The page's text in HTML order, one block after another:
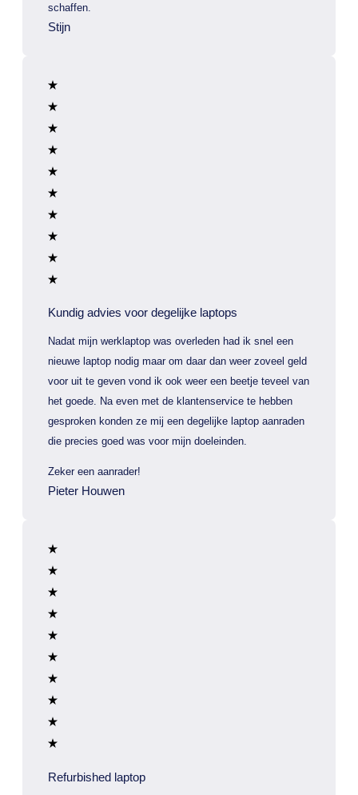
schaffen.
Stijn
Kundig advies voor degelijke laptops
Nadat mijn werklaptop was overleden had ik snel een
nieuwe laptop nodig maar om daar dan weer zoveel geld
voor uit te geven vond ik ook weer een beetje teveel van
het goede. Na even met de klantenservice te hebben
gesproken konden ze mij een degelijke laptop aanraden
die precies goed was voor mijn doeleinden.
Zeker een aanrader!
Pieter Houwen
Refurbished laptop